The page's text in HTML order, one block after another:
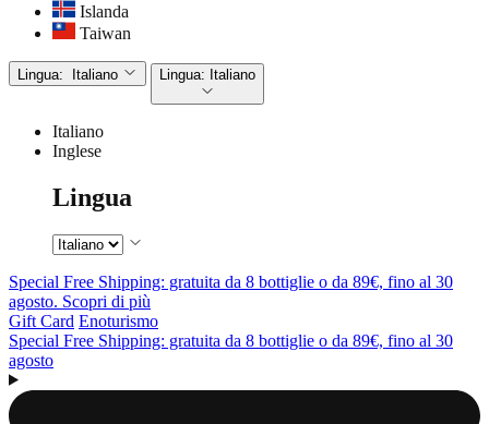
Islanda
Taiwan
Lingua: Italiano Lingua: Italiano
Italiano
Inglese
Lingua
Special Free Shipping: gratuita da 8 bottiglie o da 89€, fino al 30
agosto. Scopri di più
Gift Card Enoturismo
Special Free Shipping: gratuita da 8 bottiglie o da 89€, fino al 30
agosto